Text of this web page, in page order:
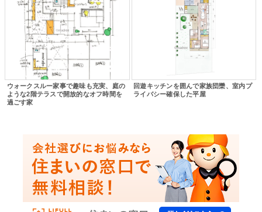
ウォークスルー家事で趣味も充実、庭の
ような2階テラスで開放的なオフ時間を
過ごす家
回遊キッチンを囲んで家族団欒、室内プ
ライバシー確保した平屋